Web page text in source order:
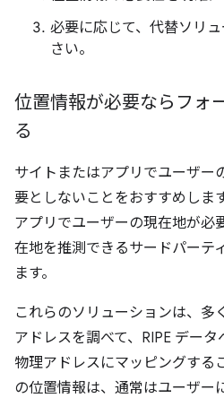
必要に応じて、代替ソリ
さい。
位置情報が必要ならフォ
る
サイトまたはアプリでユーザー
要としないことをおすすめしま
アプリでユーザーの現在地が必
在地を推測できるサードパーテ
ます。
これらのソリューションは、多
アドレスを調べて、RIPE デー
物理アドレスにマッピングする
の位置情報は、通常はユーザー